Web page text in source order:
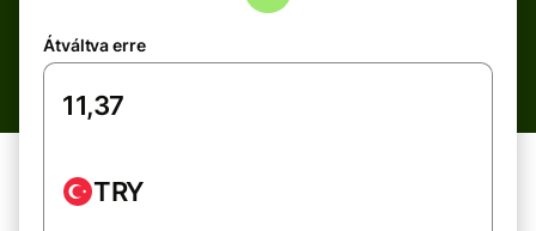
Átváltva erre
TRY